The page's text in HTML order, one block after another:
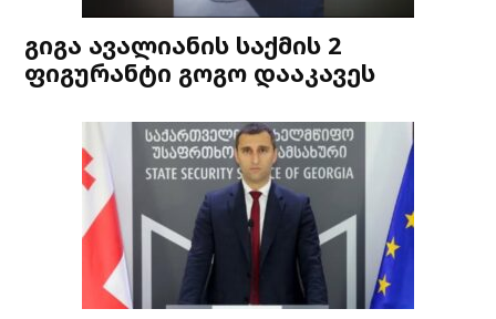
გიგა ავალიანის საქმის 2
ფიგურანტი გოგო დააკავეს